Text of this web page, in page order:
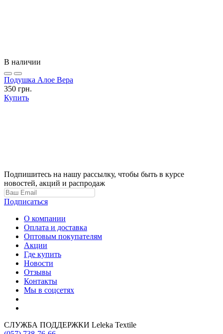
В наличии
Подушка Алое Вера
350 грн.
Купить
Подпишитесь на нашу рассылку, чтобы быть в курсе
новостей, акций и распродаж
Подписаться
О компании
Оплата и доставка
Оптовым покупателям
Акции
Где купить
Новости
Отзывы
Контакты
Мы в соцсетях
СЛУЖБА ПОДДЕРЖКИ Leleka Textile